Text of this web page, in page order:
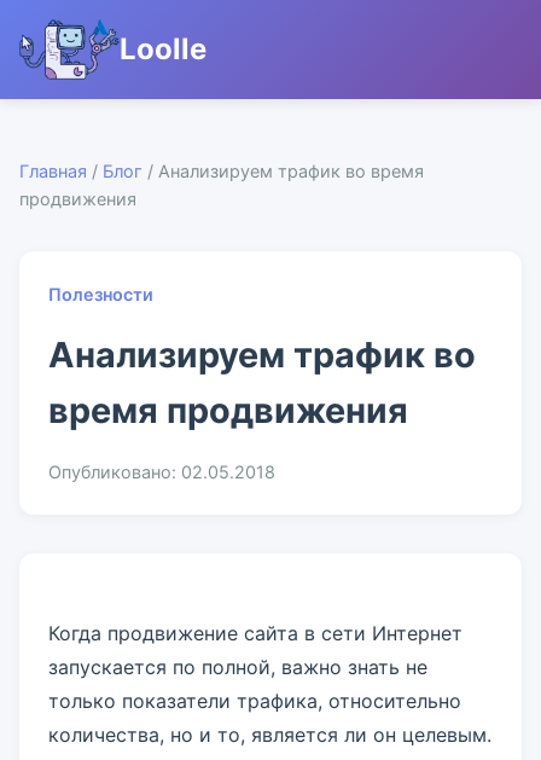
Loolle
Главная / Блог / Анализируем трафик во время
продвижения
Полезности
Анализируем трафик во
время продвижения
Опубликовано: 02.05.2018
Когда продвижение сайта в сети Интернет
запускается по полной, важно знать не
только показатели трафика, относительно
количества, но и то, является ли он целевым.